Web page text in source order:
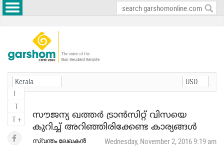
T -
T
T +
സൗജന്യ ഖത്തർ ട്രാൻസിറ്റ് വിസയെ
കുറിച്ച് അറിഞ്ഞിരിക്കേണ്ട കാര്യങ്ങൾ
സ്വന്തം ലേഖകൻ Wednesday, November 2, 2016 9:19 am